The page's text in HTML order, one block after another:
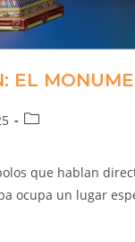
EL
que hablan
ocupa un lugar